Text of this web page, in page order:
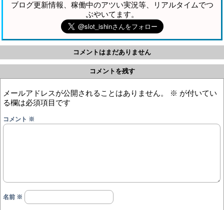
ブログ更新情報、稼働中のアツい実況等、リアルタイムでつ
ぶやいてます。
コメントはまだありません
コメントを残す
メールアドレスが公開されることはありません。 ※ が付いてい
る欄は必須項目です
コメント ※
名前 ※